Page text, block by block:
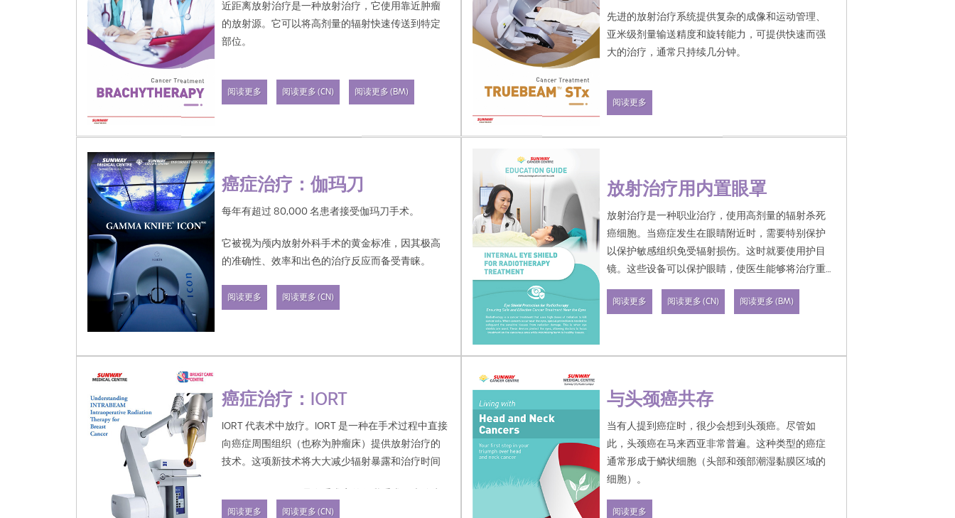
近距离放射治疗是一种放射治疗，它使用靠近肿瘤
的放射源。它可以将高剂量的辐射快速传送到特定
部位。
阅读更多 阅读更多 (CN) 阅读更多 (BM)
先进的放射治疗系统提供复杂的成像和运动管理、
亚米级剂量输送精度和旋转能力，可提供快速而强
大的治疗，通常只持续几分钟。
阅读更多
癌症治疗：伽玛刀
每年有超过 80,000 名患者接受伽玛刀手术。
它被视为颅内放射外科手术的黄金标准，因其极高
的准确性、效率和出色的治疗反应而备受青睐。
与其他立体定向平台相比，保留正常脑组织的效果
要好 2 到 4 倍。
阅读更多 阅读更多 (CN)
放射治疗用内置眼罩
放射治疗是一种职业治疗，使用高剂量的辐射杀死
癌细胞。当癌症发生在眼睛附近时，需要特别保护
以保护敏感组织免受辐射损伤。这时就要使用护目
镜。这些设备可以保护眼睛，使医生能够将治疗重
的伤害。
阅读更多 阅读更多 (CN) 阅读更多 (BM)
癌症治疗：IORT
IORT 代表术中放疗。IORT 是一种在手术过程中直接
向癌症周围组织（也称为肿瘤床）提供放射治疗的
技术。这项新技术将大大减少辐射暴露和治疗时间
乳房肿瘤切除术）期间在患者仍处于睡眠状态时进
阅读更多 阅读更多 (CN)
与头颈癌共存
当有人提到癌症时，很少会想到头颈癌。尽管如
此，头颈癌在马来西亚非常普遍。这种类型的癌症
通常形成于鳞状细胞（头部和颈部潮湿黏膜区域的
细胞）。
阅读更多